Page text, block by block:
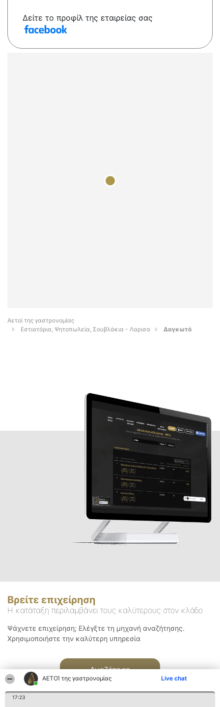
ΑΕΤΟΊ της γαστρονομίας Live chat
17:23
Δείτε το προφίλ της εταιρείας σας
Αετοί της γαστρονομίας
Εστιατόρια, Ψητοπωλεία, Σουβλάκια - Λαρισα
Δαγκωτό
Βρείτε επιχείρηση
Η κατάταξη περιλαμβάνει τους καλύτερους στον κλάδο
Ψάχνετε επιχείρηση; Ελέγξτε τη μηχανή αναζήτησης.
Χρησιμοποιήστε την καλύτερη υπηρεσία
Αναζήτηση